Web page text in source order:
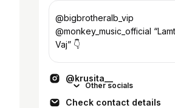
@bigbrotheralb_vip
@monkey_music_official “Lamtumirë me
Vaj” 👇
@krusita__
Other socials
Check contact details